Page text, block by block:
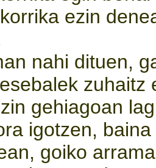
ezin
nahi dituen,
gehiagoan
igotzen,
goiko